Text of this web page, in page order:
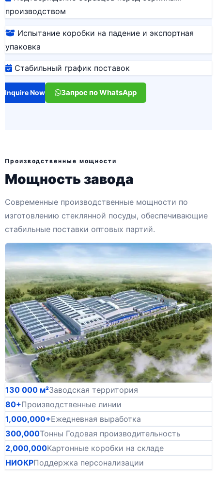
производством
Испытание коробки на падение и экспортная
упаковка
Стабильный график поставок
Inquire Now Запрос по WhatsApp
Производственные мощности
Мощность завода
Современные производственные мощности по
изготовлению стеклянной посуды, обеспечивающие
стабильные поставки оптовых партий.
130 000 м²Заводская территория
80+Производственные линии
1,000,000+Ежедневная выработка
300,000Тонны Годовая производительность
2,000,000Картонные коробки на складе
НИОКРПоддержка персонализации